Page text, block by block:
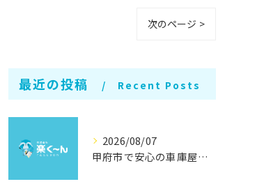
次のページ >
最近の投稿 Recent Posts
2026/08/07
甲府市で安心の車庫屋根修理方法